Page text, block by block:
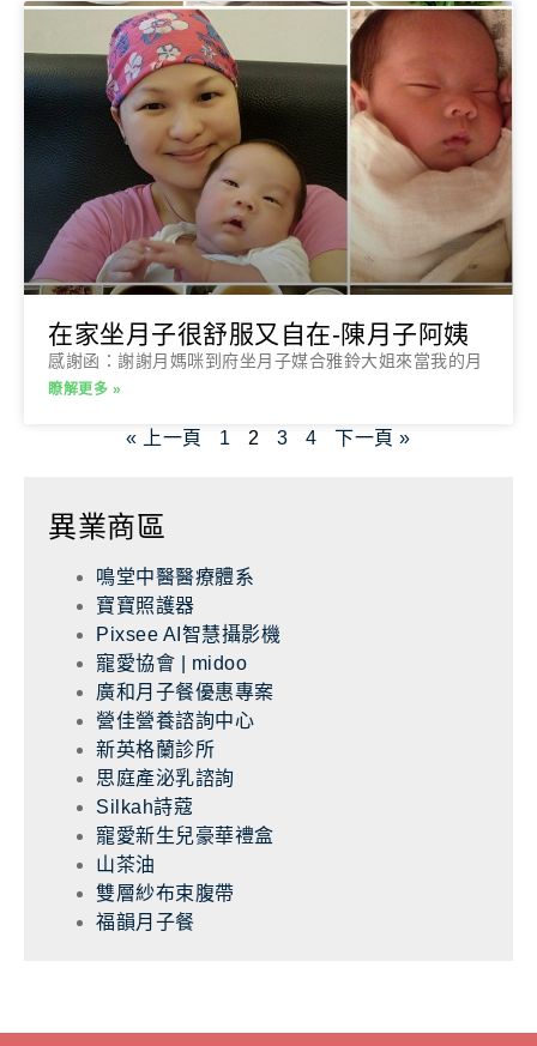
在家坐月子很舒服又自在-陳月子阿姨
感謝函：謝謝月媽咪到府坐月子媒合雅鈴大姐來當我的月
瞭解更多 »
« 上一頁 1 2 3 4 下一頁 »
異業商區
鳴堂中醫醫療體系
寶寶照護器
Pixsee AI智慧攝影機
寵愛協會 | midoo
廣和月子餐優惠專案
營佳營養諮詢中心
新英格蘭診所
思庭產泌乳諮詢
Silkah詩蔻
寵愛新生兒豪華禮盒
山茶油
雙層紗布束腹帶
福韻月子餐